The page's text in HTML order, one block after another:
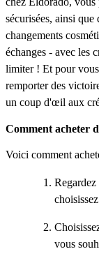
sécurisées, ainsi
changements
échanges - avec les
limiter ! Et pour
remporter des
un coup d'œil aux
Comment acheter
Voici comment
vous